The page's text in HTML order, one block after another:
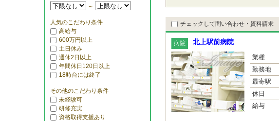
～
人気のこだわり条件
高給与
600万円以上
土日休み
週休2日以上
年間休日120日以上
18時台には終了
その他のこだわり条件
未経験可
研修充実
資格取得支援あり
チェックして問い合わせ・資料請求
病院 北上駅前病院
業種
勤務地
最寄駅
休日
給与